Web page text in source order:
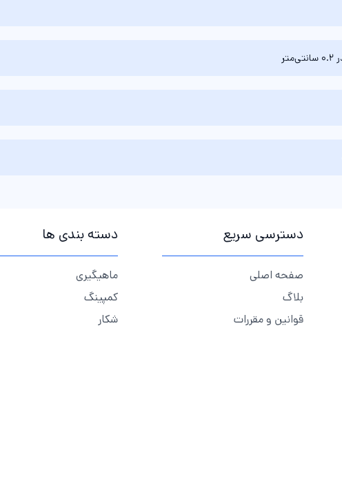
دسترسی سریع
صفحه اصلی
بلاگ
قوانین و مقررات
دسته بندی ها
ماهیگیری
کمپینگ
شکار